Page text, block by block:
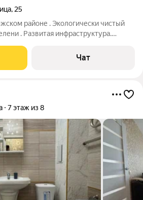
, 25
районе . Экологически чистый
. Развитая инфраструктура.
обоих комнатах есть лоджия .
Чат
7 этаж из 8